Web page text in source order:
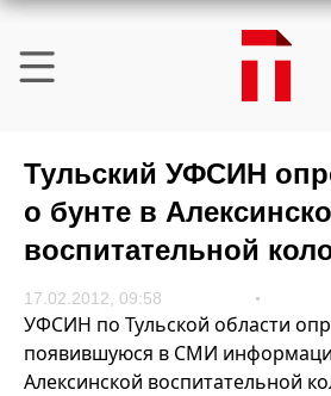
Тульский УФСИН
о бунте в
воспитательной
17.02.2012, 09:58
УФСИН по Тульской области
появившуюся в СМИ
Алексинской воспитательной